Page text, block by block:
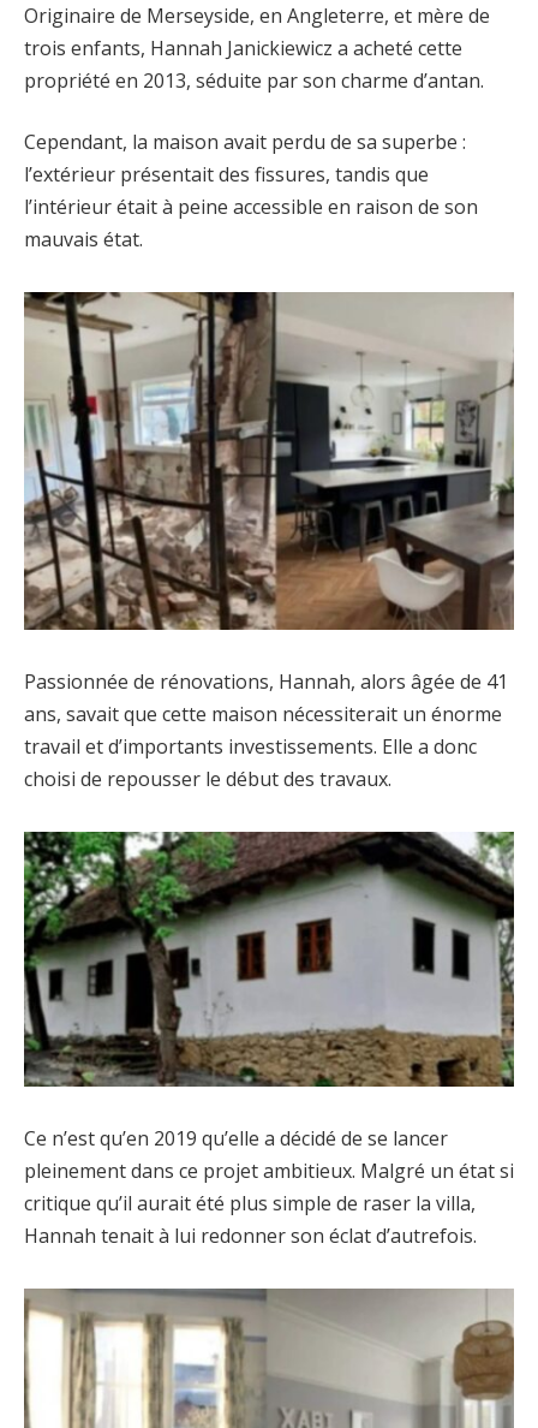
Originaire de Merseyside, en Angleterre, et mère de
trois enfants, Hannah Janickiewicz a acheté cette
propriété en 2013, séduite par son charme d’antan.
Cependant, la maison avait perdu de sa superbe :
l’extérieur présentait des fissures, tandis que
l’intérieur était à peine accessible en raison de son
mauvais état.
Passionnée de rénovations, Hannah, alors âgée de 41
ans, savait que cette maison nécessiterait un énorme
travail et d’importants investissements. Elle a donc
choisi de repousser le début des travaux.
Ce n’est qu’en 2019 qu’elle a décidé de se lancer
pleinement dans ce projet ambitieux. Malgré un état si
critique qu’il aurait été plus simple de raser la villa,
Hannah tenait à lui redonner son éclat d’autrefois.